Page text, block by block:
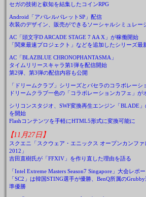
セガの技術と叡知を結集したコインRPG
Android「アパレルパレットSP」配信
衣装のデザイン、販売ができるソーシャルシミュレー
AC「頭文字D ARCADE STAGE 7 AA X」が稼働開始
「関東最速プロジェクト」などを追加したシリーズ最
AC「BLAZBLUE CHRONOPHANTASMA」
タイムリリースキャラ第1弾を配信開始
第2弾、第3弾の配信内容も公開
「ドリームクラブ」シリーズとパセラのコラボレーシ
ドリームクラブ一色の「コラボレーションカフェ」が
シリコンスタジオ、SWF変換再生エンジン「BLADE
を開始
Flashコンテンツを手軽にHTML5形式に変換可能に
【11月27日】
スクエニ「スクウェア・エニックス オープンカンファ
2012」
吉田直樹氏が「FFXIV」を作り直した理由を語る
「Intel Extreme Masters Season7 Singapore」大会レポー
「SC2」は韓国STING選手が優勝、BenQ所属の
準優勝